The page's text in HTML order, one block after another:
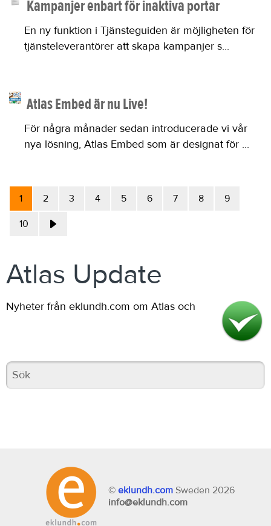
Kampanjer enbart för inaktiva portar
En ny funktion i Tjänsteguiden är möjligheten för
tjänsteleverantörer att skapa kampanjer s...
Atlas Embed är nu Live!
För några månader sedan introducerade vi vår
nya lösning, Atlas Embed som är designat för ...
1 2 3 4 5 6 7 8 9
10
Atlas Update
Nyheter från eklundh.com om Atlas och
© eklundh.com Sweden 2026
info@eklundh.com